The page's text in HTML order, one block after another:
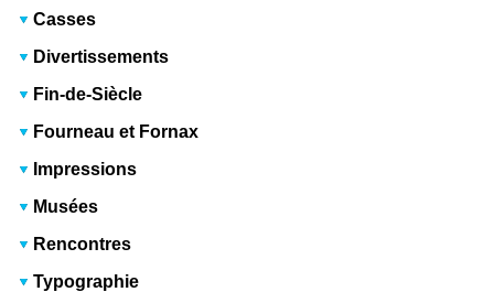
Casses
Divertissements
Fin-de-Siècle
Fourneau et Fornax
Impressions
Musées
Rencontres
Typographie